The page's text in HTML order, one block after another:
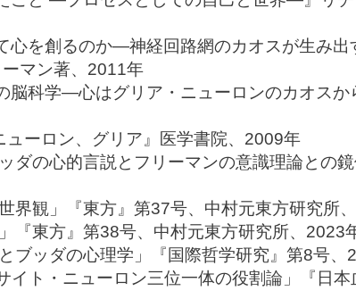
心を創るのか―神経回路網のカオスが生み出
マン著、2011年
脳科学―心はグリア・ニューロンのカオスか
ーロン、グリア』医学書院、2009年
ダの心的言説とフリーマンの意識理論との
界観」『東方』第37号、中村元東方研究所
『東方』第38号、中村元東方研究所、2023
ブッダの心理学」『国際哲学研究』第8号、
イト・ニューロン三位一体の役割論」『日本